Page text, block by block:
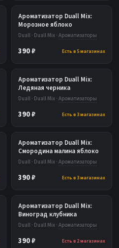
Ароматизатор Duall Mix:
Морозное яблоко
Duall · Duall Mix · Ароматизаторы
390 ₽ Есть в 5 магазинах
Ароматизатор Duall Mix:
Ледяная черника
Duall · Duall Mix · Ароматизаторы
390 ₽ Есть в 3 магазинах
Ароматизатор Duall Mix:
Смородина малина яблоко
Duall · Duall Mix · Ароматизаторы
390 ₽ Есть в 3 магазинах
Ароматизатор Duall Mix:
Виноград клубника
Duall · Duall Mix · Ароматизаторы
390 ₽ Есть в 2 магазинах